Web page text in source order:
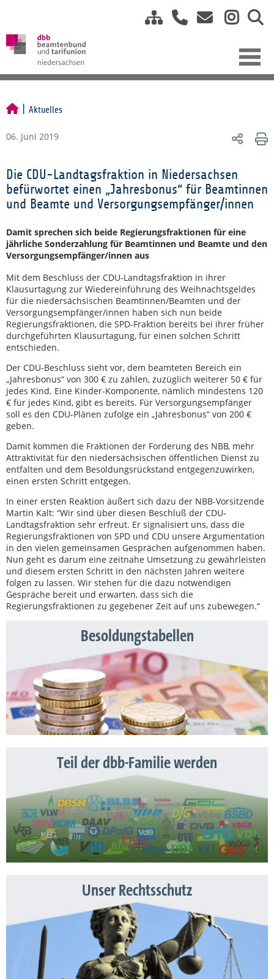
Besoldungstabellen
Teil der dbb-Familie werden
Unser Rechtsschutz
Aktuelles
06. Juni 2019
Die CDU-Landtagsfraktion in Niedersachsen
befürwortet einen „Jahresbonus“ für Beamtinnen
und Beamte und Versorgungsempfänger/innen
Damit sprechen sich beide Regierungsfraktionen für eine
jährliche Sonderzahlung für Beamtinnen und Beamte und den
Versorgungsempfänger/innen aus
Mit dem Beschluss der CDU-Landtagsfraktion in ihrer
Klausurtagung zur Wiedereinführung des Weihnachtsgeldes
für die niedersächsischen Beamtinnen/Beamten und der
Versorgungsempfänger/innen haben sich nun beide
Regierungsfraktionen, die SPD-Fraktion bereits bei ihrer früher
durchgeführten Klausurtagung, für einen solchen Schritt
entschieden.
Der CDU-Beschluss sieht vor, dem beamteten Bereich ein
„Jahresbonus“ von 300 € zu zahlen, zuzüglich weiterer 50 € für
jedes Kind. Eine Kinder-Komponente, nämlich mindestens 120
€ für jedes Kind, gibt es bereits. Für Versorgungsempfänger
soll es den CDU-Plänen zufolge ein „Jahresbonus“ von 200 €
geben.
Damit kommen die Fraktionen der Forderung des NBB, mehr
Attraktivität für den niedersächsischen öffentlichen Dienst zu
entfalten und dem Besoldungsrückstand entgegenzuwirken,
einen ersten Schritt entgegen.
In einer ersten Reaktion äußert sich dazu der NBB-Vorsitzende
Martin Kalt: “Wir sind über diesen Beschluß der CDU-
Landtagsfraktion sehr erfreut. Er signalisiert uns, dass die
Regierungsfraktionen von SPD und CDU unsere Argumentation
in den vielen gemeinsamen Gesprächen aufgenommen haben.
Nun geht es darum eine zeitnahe Umsetzung zu gewährleisten
und diesem ersten Schritt in den nächsten Jahren weitere
folgen zu lassen. Wir stehen für die dazu notwendigen
Gespräche bereit und erwarten, dass sich die
Regierungsfraktionen zu gegebener Zeit auf uns zubewegen.“